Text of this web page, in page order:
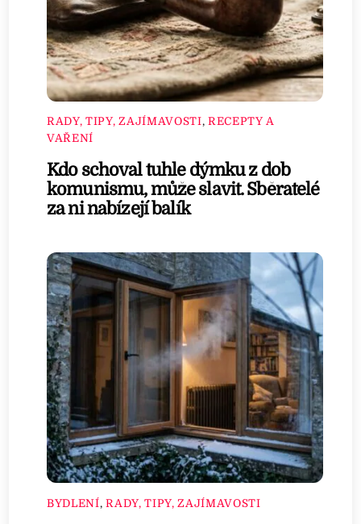
RADY, TIPY, ZAJÍMAVOSTI, RECEPTY A
VAŘENÍ
Kdo schoval tuhle dýmku z dob
komunismu, může slavit. Sběratelé
za ni nabízejí balík
BYDLENÍ,RADY, TIPY, ZAJÍMAVOSTI